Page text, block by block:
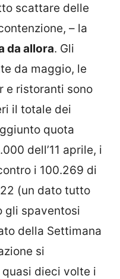
scattare delle
– la
da allora. Gli
da maggio, le
e ristoranti sono
il totale dei
quota
dell’11 aprile, i
i 100.269 di
(un dato tutto
gli spaventosi
della Settimana
si
dieci volte i